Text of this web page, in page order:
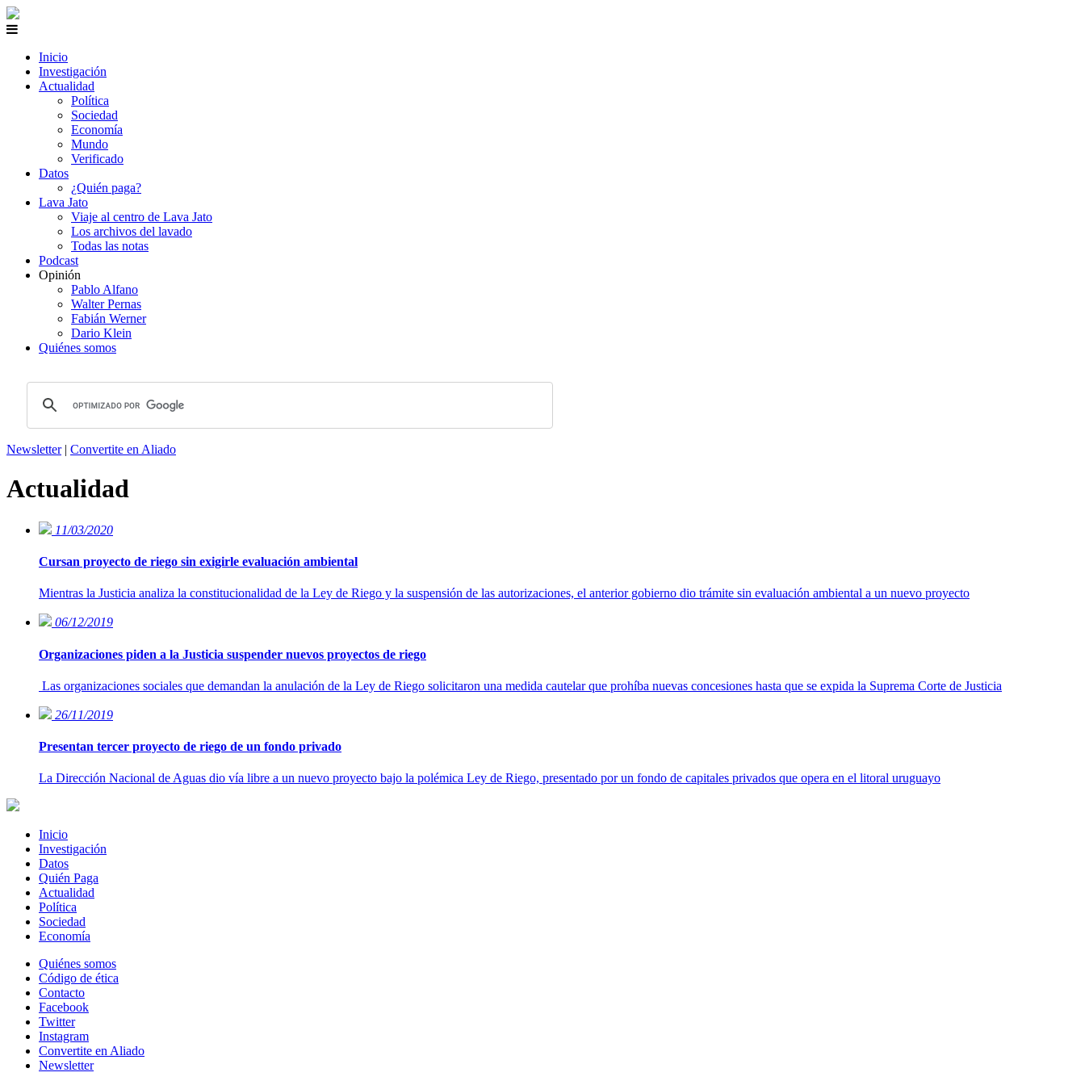
Inicio
Investigación
Actualidad
Política
Sociedad
Economía
Mundo
Verificado
Datos
¿Quién paga?
Lava Jato
Viaje al centro de Lava Jato
Los archivos del lavado
Todas las notas
Podcast
Opinión
Pablo Alfano
Walter Pernas
Fabián Werner
Dario Klein
Quiénes somos
Newsletter| Convertite en Aliado
Actualidad
11/03/2020
Cursan proyecto de riego sin exigirle evaluación ambiental
Mientras la Justicia analiza la constitucionalidad de la Ley de Riego y la suspensión de las autorizaciones, el anterior gobierno dio trámite sin evaluación ambiental a un nuevo proyecto
06/12/2019
Organizaciones piden a la Justicia suspender nuevos proyectos de riego
Las organizaciones sociales que demandan la anulación de la Ley de Riego solicitaron una medida cautelar que prohíba nuevas concesiones hasta que se expida la Suprema Corte de Justicia
26/11/2019
Presentan tercer proyecto de riego de un fondo privado
La Dirección Nacional de Aguas dio vía libre a un nuevo proyecto bajo la polémica Ley de Riego, presentado por un fondo de capitales privados que opera en el litoral uruguayo
Inicio
Investigación
Datos
Quién Paga
Actualidad
Política
Sociedad
Economía
Quiénes somos
Código de ética
Contacto
Facebook
Twitter
Instagram
Convertite en Aliado
Newsletter